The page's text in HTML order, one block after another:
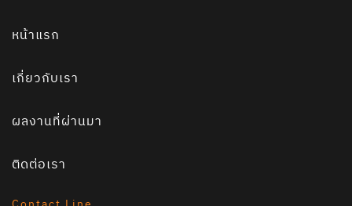
หน้าแรก
เกี่ยวกับเรา
ผลงานที่ผ่านมา
ติดต่อเรา